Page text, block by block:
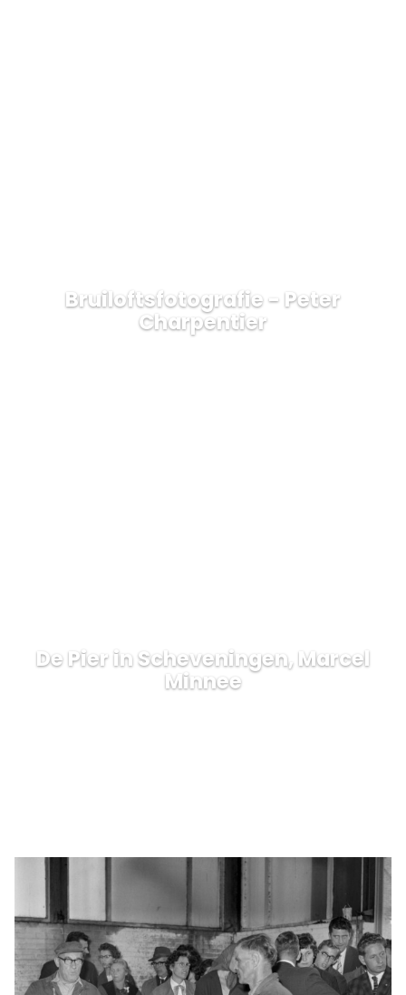
Bruiloftsfotografie - Peter
Charpentier
De Pier in Scheveningen, Marcel
Minnee